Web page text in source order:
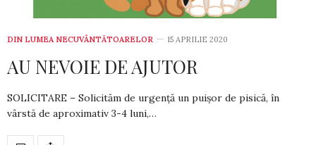
DIN LUMEA NECUVÂNTĂTOARELOR 15 APRILIE 2020
AU NEVOIE DE AJUTOR
SOLICITARE – Solicităm de ur­gen­ță un puișor de pi­sică, în
vârstă de apro­ximativ 3-4 luni,…